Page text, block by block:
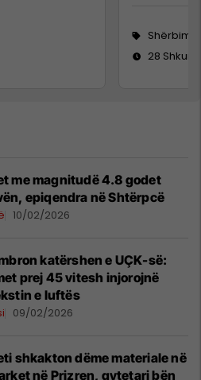
28 Shkurt
me magnitudë 4.8 godet
epiqendra në Shtërpcë
10/02/2026
katërshen e UÇK-së:
prej 45 vitesh injorojnë
e luftës
09/02/2026
shkakton dëme materiale në
në Prizren, qytetari bën